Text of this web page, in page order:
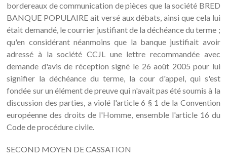
bordereaux de communication de pièces que la société BRED
BANQUE POPULAIRE ait versé aux débats, ainsi que cela lui
était demandé, le courrier justifiant de la déchéance du terme ;
qu'en considérant néanmoins que la banque justifiait avoir
adressé à la société CCJL une lettre recommandée avec
demande d'avis de réception signé le 26 août 2005 pour lui
signifier la déchéance du terme, la cour d'appel, qui s'est
fondée sur un élément de preuve qui n'avait pas été soumis à la
discussion des parties, a violé l'article 6 § 1 de la Convention
européenne des droits de l'Homme, ensemble l'article 16 du
Code de procédure civile.
SECOND MOYEN DE CASSATION